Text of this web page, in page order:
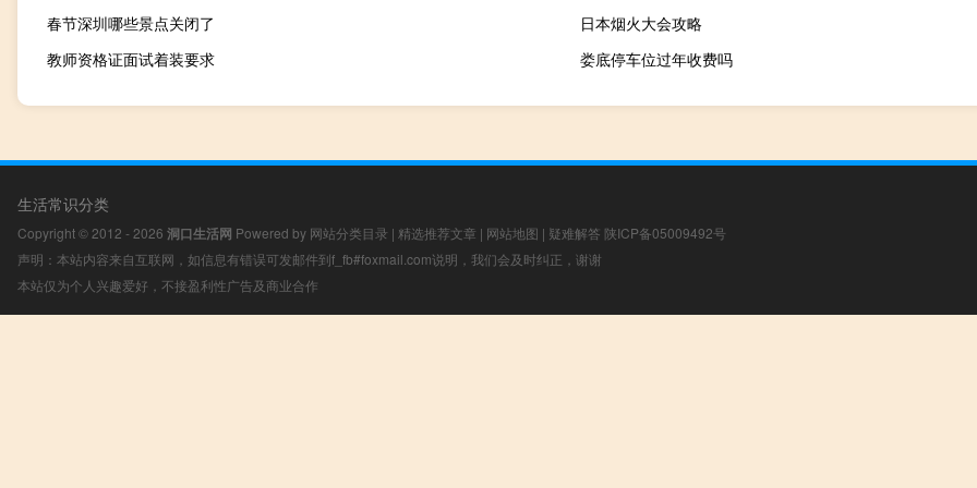
春节深圳哪些景点关闭了
日本烟火大会攻略
教师资格证面试着装要求
娄底停车位过年收费吗
生活常识分类
Copyright © 2012 - 2026 洞口生活网 Powered by 网站分类目录 | 精选推荐文章 | 网站地图 | 疑难解答 陕ICP备05009492号
声明：本站内容来自互联网，如信息有错误可发邮件到f_fb#foxmail.com说明，我们会及时纠正，谢谢
本站仅为个人兴趣爱好，不接盈利性广告及商业合作